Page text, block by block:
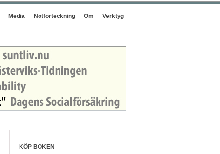
Media Notförteckning Om Verktyg
KÖP BOKEN